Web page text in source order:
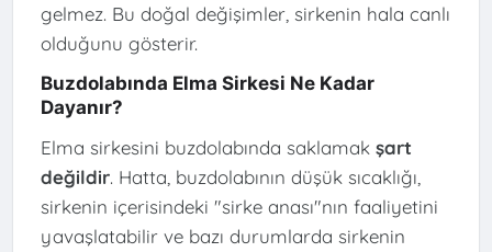
gelmez. Bu doğal değişimler, sirkenin hala canlı
olduğunu gösterir.
Buzdolabında Elma Sirkesi Ne Kadar
Dayanır?
Elma sirkesini buzdolabında saklamak şart
değildir. Hatta, buzdolabının düşük sıcaklığı,
sirkenin içerisindeki "sirke anası"nın faaliyetini
yavaşlatabilir ve bazı durumlarda sirkenin